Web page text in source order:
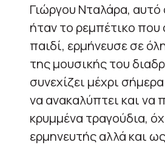
Γιώργου Νταλάρα, αυτό
ήταν το ρεμπέτικο
παιδί, ερμήνευσε σε
της μουσικής του
συνεχίζει μέχρι
να ανακαλύπτει και να
κρυμμένα τραγούδια,
ερμηνευτής αλλά και